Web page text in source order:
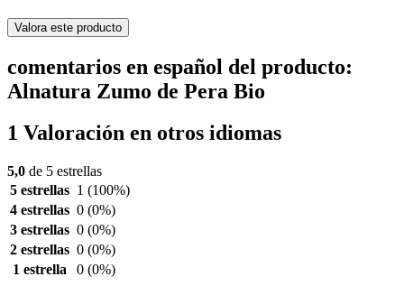
Valora este producto
comentarios en español del producto:
Alnatura Zumo de Pera Bio
1 Valoración en otros idiomas
5,0 de 5 estrellas
5 estrellas 1 (100%)
4 estrellas 0 (0%)
3 estrellas 0 (0%)
2 estrellas 0 (0%)
1 estrella
0 (0%)